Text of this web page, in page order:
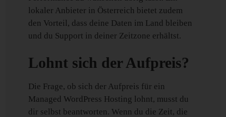
lokaler Anbieter in Österreich bietet zudem
den Vorteil, dass deine Daten im Land bleiben
und du Support in deiner Zeitzone erhältst.
Lohnt sich der Aufpreis?
Die Frage, ob sich der Aufpreis für ein
Managed WordPress Hosting lohnt, musst du
dir selbst beantworten. Wenn du die Zeit, die